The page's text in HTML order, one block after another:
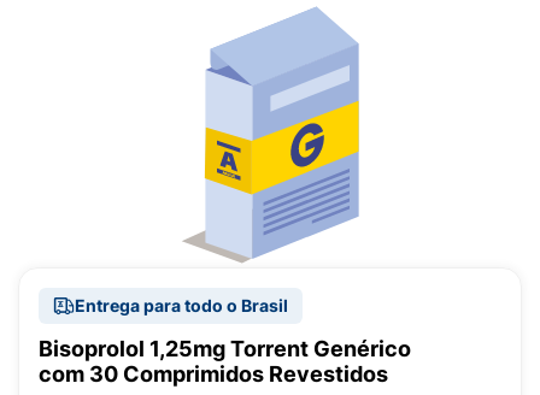
Entrega para todo o Brasil
Bisoprolol 1,25mg Torrent Genérico
com 30 Comprimidos Revestidos